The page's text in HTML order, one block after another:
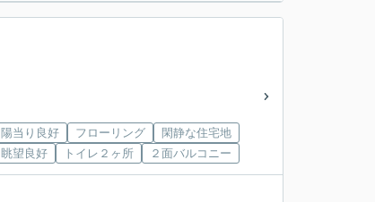
陽当り良好 フローリング
閑静な住宅地
眺望良好
トイレ２ヶ所 ２面バルコニー